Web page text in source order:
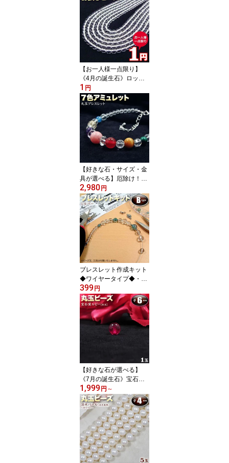
【お一人様一点限り】
《4月の誕生石》ロック
クリスタル［水晶］・丸
玉ビーズ◆4mm玉◆〈5
玉入〉・パワーストー
ン・天然石・お守り・ハ
ンドメイド・手作り・パ
ーツ・お試し価格！99%
OFF【1円】
1 円
【好きな石・サイズ・金
具が選べる】厄除け！7
色アミュレット丸玉ブレ
スレット(金具タイプ/ゴ
ムタイプ)・パワーストー
ン・天然石・ハンドメイ
ド・手作り・オーダーメ
イド・☆幸運を呼ぶ7色
のパワーストーン☆ パワ
ーストーン専門店 プレゼ
ント ギフト GRAVEL
2,980円
ブレスレット作成キット
◆ワイヤータイプ◆・シ
ルバー・☆必要な部品と
作り方説明書がセットに
なってお手軽簡単☆
399円
【好きな石が選べる】
《7月の誕生石》宝石質
ルビー［紅玉］・丸玉ビ
ーズ◆6mm玉◆〈1
玉〉・パワーストーン・
天然石・お守り・ハンド
メイド・手作り・パー
ツ・☆燃え上がる情熱の
石☆
1,999円 ～